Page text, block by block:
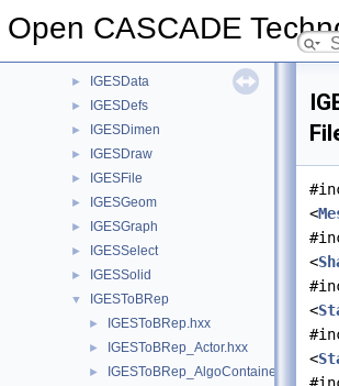
Open CASCADE
IGESControl
► IGESData
► IGESDefs
► IGESDimen
► IGESDraw
► IGESFile
► IGESGeom
► IGESGraph
► IGESSelect
► IGESSolid
▼ IGESToBRep
► IGESToBRep.hxx
► IGESToBRep_Actor.hxx
► IGESToBRep_AlgoContainer.hxx
<
<
<
<